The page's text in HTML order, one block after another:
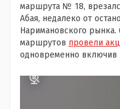
маршрута № 18,
Абая, недалеко от
Наримановского рынка.
маршрутов провели
одновременно включив